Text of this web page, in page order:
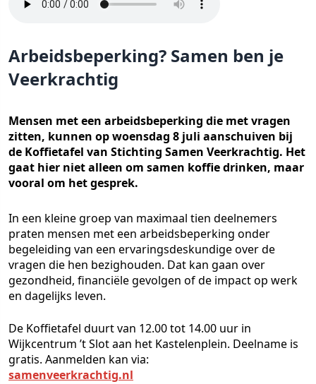
Arbeidsbeperking? Samen ben je
Veerkrachtig
Mensen met een arbeidsbeperking die met vragen
zitten, kunnen op woensdag 8 juli aanschuiven bij
de Koffietafel van Stichting Samen Veerkrachtig. Het
gaat hier niet alleen om samen koffie drinken, maar
vooral om het gesprek.
In een kleine groep van maximaal tien deelnemers
praten mensen met een arbeidsbeperking onder
begeleiding van een ervaringsdeskundige over de
vragen die hen bezighouden. Dat kan gaan over
gezondheid, financiële gevolgen of de impact op werk
en dagelijks leven.
De Koffietafel duurt van 12.00 tot 14.00 uur in
Wijkcentrum ’t Slot aan het Kastelenplein. Deelname is
gratis. Aanmelden kan via:
samenveerkrachtig.nl